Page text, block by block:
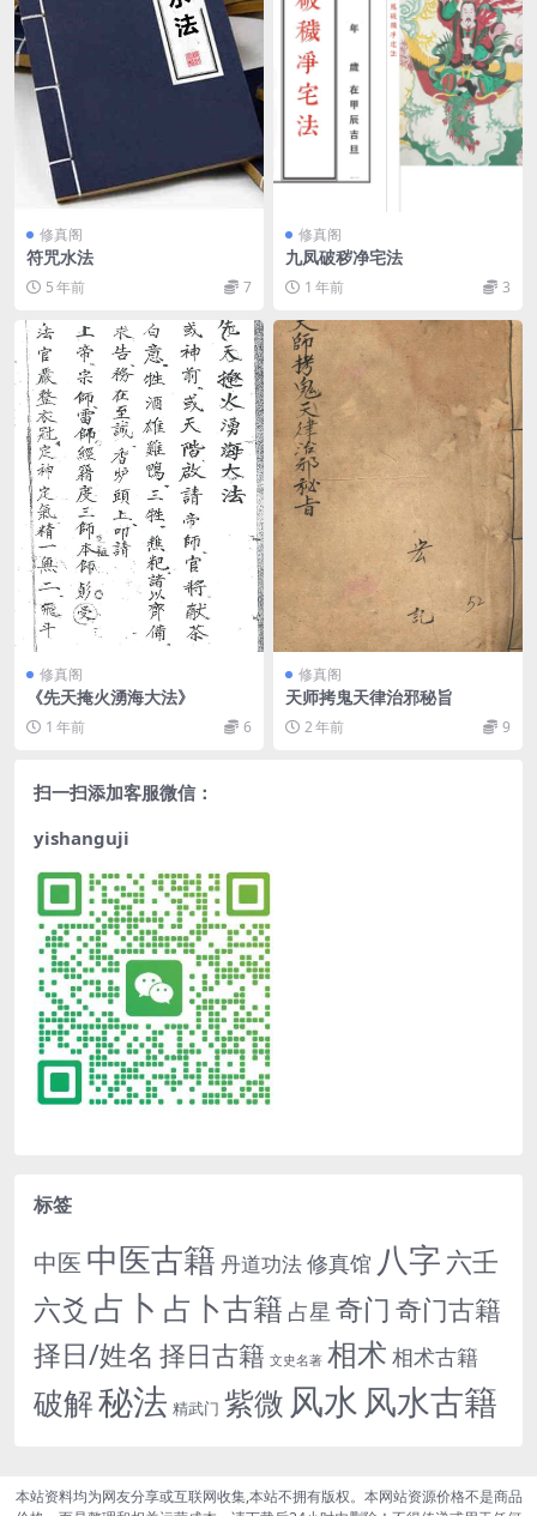
修真阁
符咒水法
5 年前 7
修真阁
九凤破秽净宅法
1 年前 3
修真阁
《先天掩火湧海大法》
1 年前 6
修真阁
天师拷鬼天律治邪秘旨
2 年前 9
扫一扫添加客服微信：
yishanguji
标签
中医 中医古籍 丹道功法修真馆 八字 六壬
六爻 占卜 占卜古籍 占星 奇门 奇门古籍
择日/姓名 择日古籍 文史名著 相术 相术古籍
破解秘法 精武门 紫微 风水 风水古籍
本站资料均为网友分享或互联网收集,本站不拥有版权。本网站资源价格不是商品